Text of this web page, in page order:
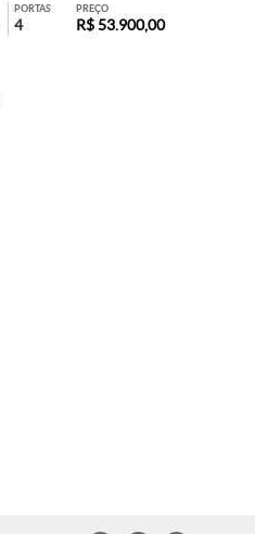
PORTAS
4
PREÇO
R$ 53.900,00